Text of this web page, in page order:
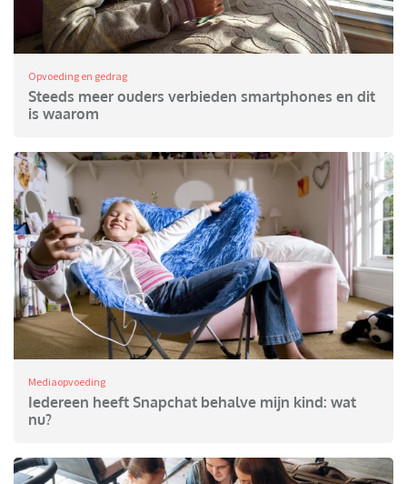
Opvoeding en gedrag
Steeds meer ouders verbieden smartphones en dit
is waarom
Mediaopvoeding
Iedereen heeft Snapchat behalve mijn kind: wat
nu?